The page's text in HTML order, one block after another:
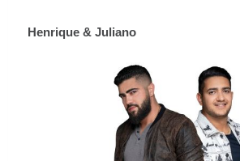
Henrique & Juliano